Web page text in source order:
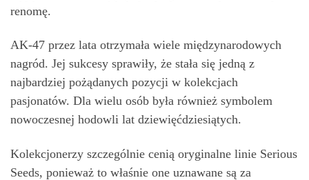
renomę.
AK-47 przez lata otrzymała wiele międzynarodowych
nagród. Jej sukcesy sprawiły, że stała się jedną z
najbardziej pożądanych pozycji w kolekcjach
pasjonatów. Dla wielu osób była również symbolem
nowoczesnej hodowli lat dziewięćdziesiątych.
Kolekcjonerzy szczególnie cenią oryginalne linie Serious
Seeds, ponieważ to właśnie one uznawane są za